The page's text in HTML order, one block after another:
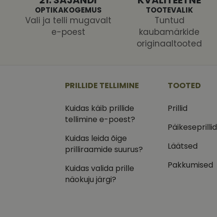
OPTIKAKOGEMUS
Vali ja telli mugavalt
e-poest
TOOTEVALIK
Tuntud
kaubamärkide
originaaltooted
PRILLIDE TELLIMINE
Kuidas käib prillide
tellimine e-poest?
Kuidas leida õige
prilliraamide suurus?
Kuidas valida prille
näokuju järgi?
TOOTED
Prillid
Päikeseprillid
Läätsed
Pakkumised
Nimi
shipping_country
CookieScriptConsent
Nimi
_ga
Nimi
_gcl_au
IDE